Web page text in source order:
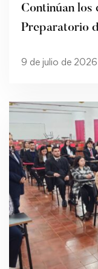
Continúan los
Preparatorio
9 de julio de 2026